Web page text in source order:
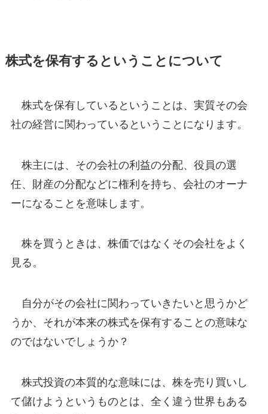
株式を保有するということについて
株式を保有しているということは、実質その会
社の経営に関わっているということになります。
株主には、その会社の利益の分配、役員の選
任、財産の分配などに権利を持ち、会社のオーナ
ーになることを意味します。
株を買うときは、株価ではなくその会社をよく
見る。
自分がその会社に関わっていきたいと思うかど
うか、それが本来の株式を保有することの意味な
のではないでしょうか？
株式投資の本質的な意味には、株を売り買いし
て儲けようというものとは、全く違う世界もある